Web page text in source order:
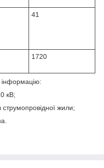
41
1720
інформацію:
кВ;
жили;